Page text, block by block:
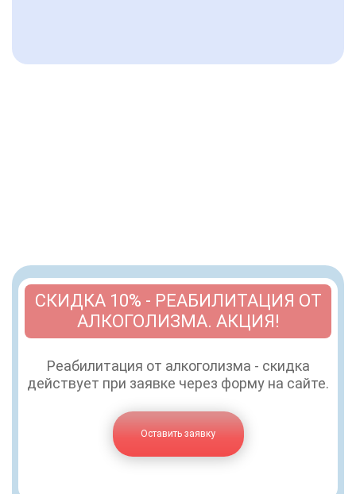
СКИДКА 10% - РЕАБИЛИТАЦИЯ ОТ
АЛКОГОЛИЗМА. АКЦИЯ!
Реабилитация от алкоголизма - скидка
действует при заявке через форму на сайте.
Оставить заявку